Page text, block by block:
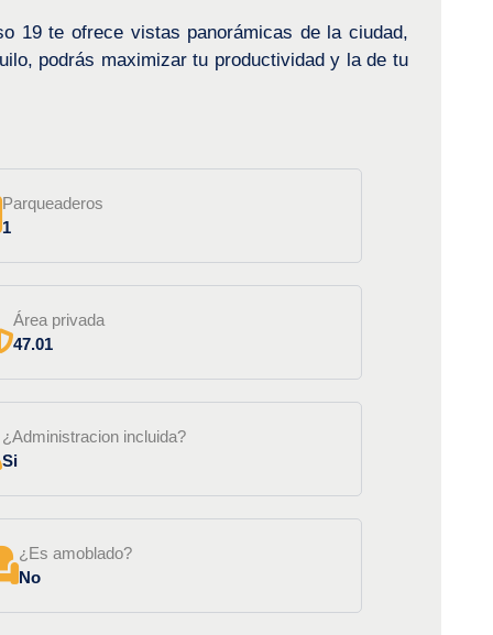
19 te ofrece vistas panorámicas de la ciudad,
podrás maximizar tu productividad y la de tu
Parqueaderos
1
Área privada
47.01
¿Administracion incluida?
Si
¿Es amoblado?
No